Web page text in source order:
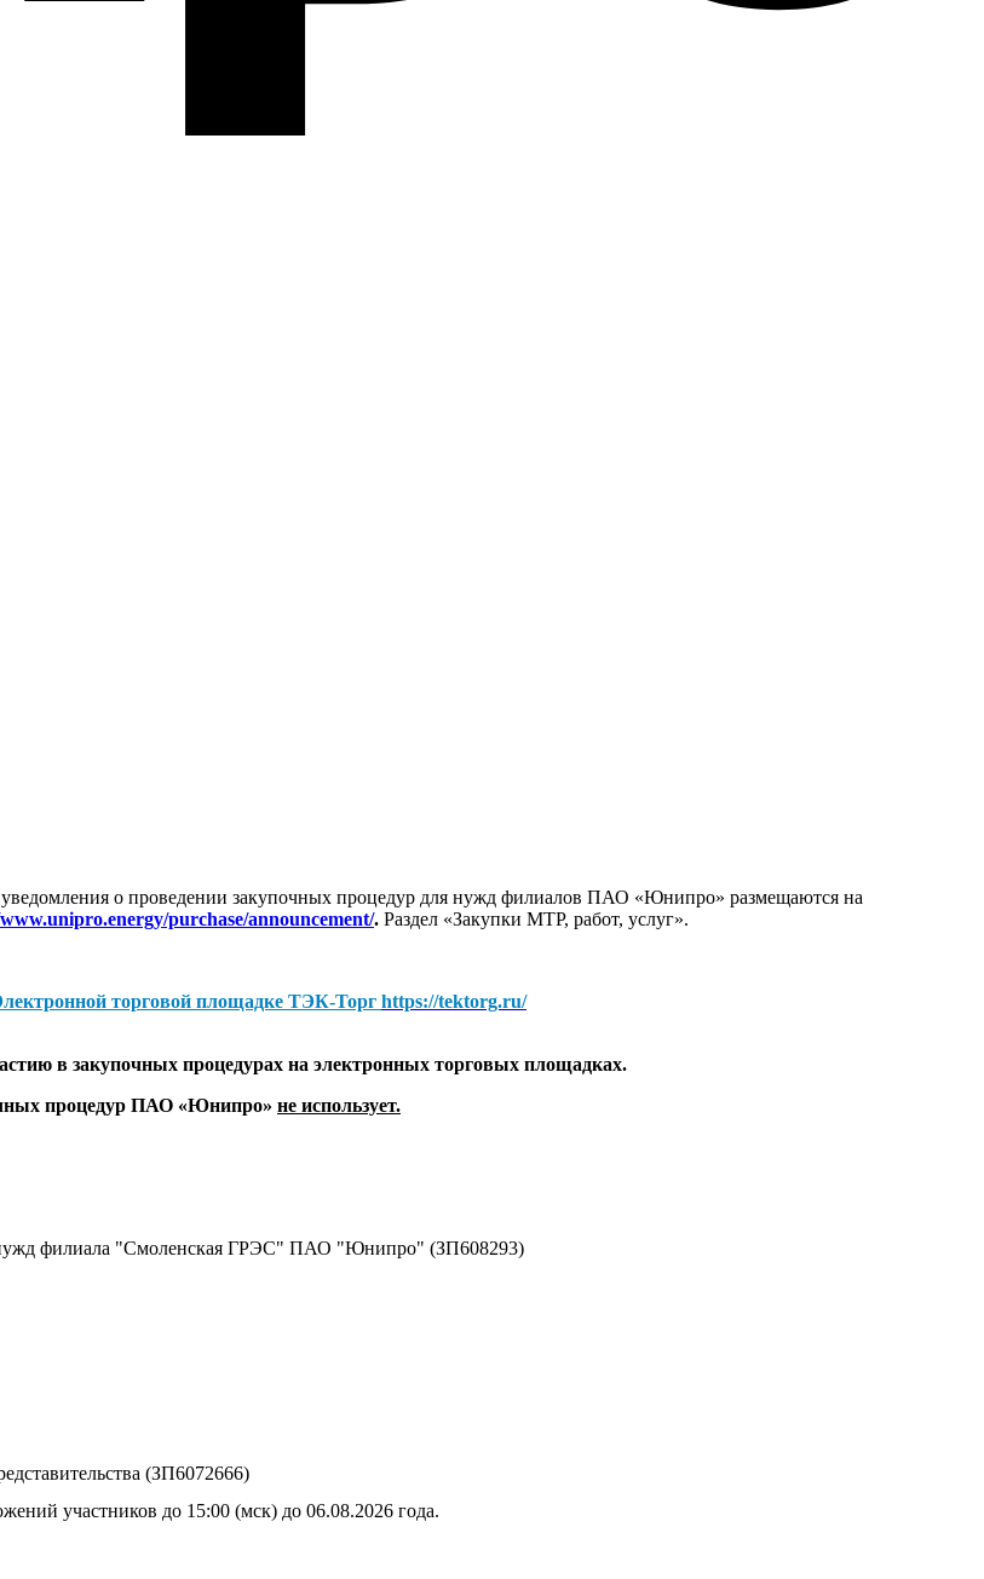
о проведении закупочных процедур для нужд филиалов ПАО «Юнипро» размещаются на
purchase/announcement/. Раздел «Закупки МТР, работ, услуг».
торговой площадке ТЭК-Торг https://tektorg.ru/
в закупочных процедурах на электронных торговых площадках.
процедур ПАО «Юнипро» не использует.
нужд филиала "Смоленская ГРЭС" ПАО "Юнипро" (ЗП608293)
(ЗП6072666)
участников до 15:00 (мск) до 06.08.2026 года.